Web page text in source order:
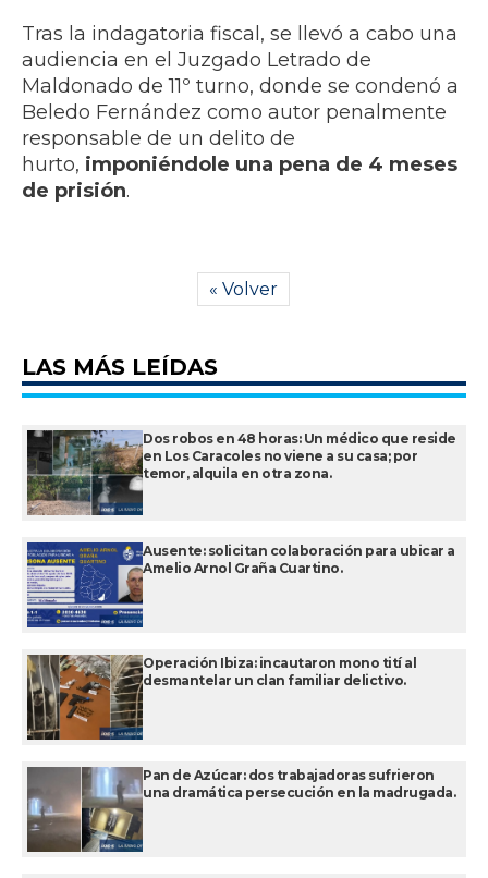
Tras la indagatoria fiscal, se llevó a cabo una
audiencia en el Juzgado Letrado de
Maldonado de 11º turno, donde se condenó a
Beledo Fernández como autor penalmente
responsable de un delito de
hurto, imponiéndole una pena de 4 meses
de prisión.
« Volver
LAS MÁS LEÍDAS
Dos robos en 48 horas: Un médico que reside
en Los Caracoles no viene a su casa; por
temor, alquila en otra zona.
Ausente: solicitan colaboración para ubicar a
Amelio Arnol Graña Cuartino.
Operación Ibiza: incautaron mono tití al
desmantelar un clan familiar delictivo.
Pan de Azúcar: dos trabajadoras sufrieron
una dramática persecución en la madrugada.